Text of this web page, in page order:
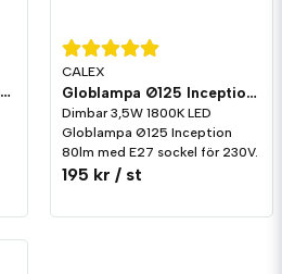
Dimbar Dekorationslampa Magneto Beo LED 4W 70lm E27
CALEX
Globlampa Ø125 Inception LED 80lm E27 1800K Dim
Dimbar 3,5W 1800K LED
Globlampa Ø125 Inception
80lm med E27 sockel för 230V.
195 kr / st